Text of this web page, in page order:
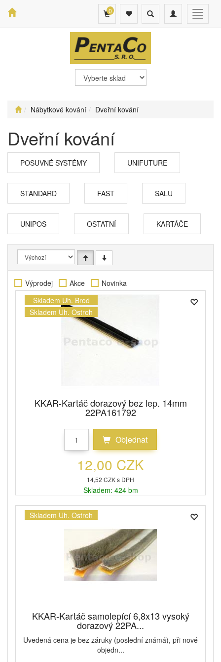
Toggle
Toggle
navigation
Toggle
search
0
Nábytkové kování Dveřní kování
Dveřní kování
POSUVNÉ SYSTÉMY UNIFUTURE
STANDARD FAST SALU
UNIPOS OSTATNÍ KARTÁČE
Výprodej Akce
Novinka
Skladem Uh. Brod
Skladem Uh. Ostroh
KKAR-Kartáč dorazový bez lep. 14mm
22PA161792
Objednat
12,00 CZK
14,52 CZK s DPH
Skladem: 424 bm
Skladem Uh. Ostroh
KKAR-Kartáč samolepící 6,8x13 vysoký
dorazový 22PA...
Uvedená cena je bez záruky (poslední známá), při nové
objedn...